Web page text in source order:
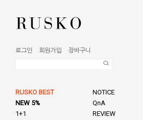
로그인 회원가입 장바구니
RUSKO BEST
NEW 5%
1+1
NOTICE
QnA
REVIEW